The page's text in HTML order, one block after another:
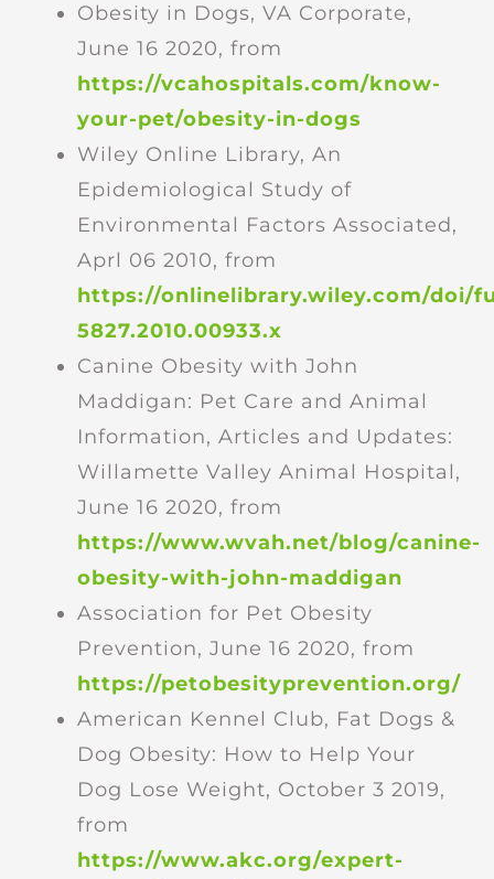
Obesity in Dogs, VA Corporate,
June 16 2020, from
https://vcahospitals.com/know-
your-pet/obesity-in-dogs
Wiley Online Library, An
Epidemiological Study of
Environmental Factors Associated,
Aprl 06 2010, from
https://onlinelibrary.wiley.com/doi/
5827.2010.00933.x
Canine Obesity with John
Maddigan: Pet Care and Animal
Information, Articles and Updates:
Willamette Valley Animal Hospital,
June 16 2020, from
https://www.wvah.net/blog/canine-
obesity-with-john-maddigan
Association for Pet Obesity
Prevention, June 16 2020, from
https://petobesityprevention.org/
American Kennel Club, Fat Dogs &
Dog Obesity: How to Help Your
Dog Lose Weight, October 3 2019,
from
https://www.akc.org/expert-